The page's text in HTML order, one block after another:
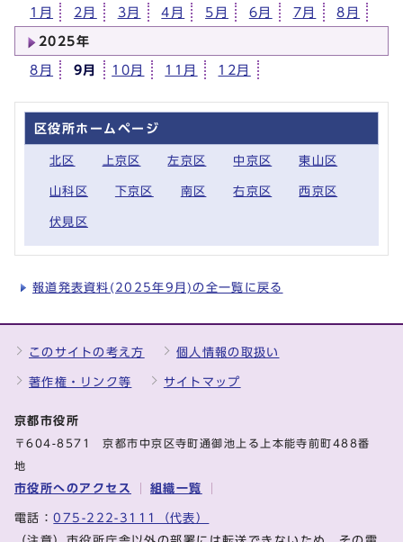
1月 2月 3月 4月 5月 6月 7月 8月
2025年
8月 9月 10月 11月 12月
区役所ホームページ
北区 上京区 左京区 中京区 東山区
山科区 下京区 南区 右京区 西京区
伏見区
報道発表資料(2025年9月)の全一覧に戻る
このサイトの考え方 個人情報の取扱い
著作権・リンク等 サイトマップ
京都市役所
〒604-8571 京都市中京区寺町通御池上る上本能寺前町488番
地
市役所へのアクセス 組織一覧
電話：075-222-3111（代表）